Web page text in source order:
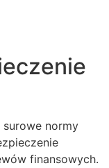
surowe normy
finansowych.